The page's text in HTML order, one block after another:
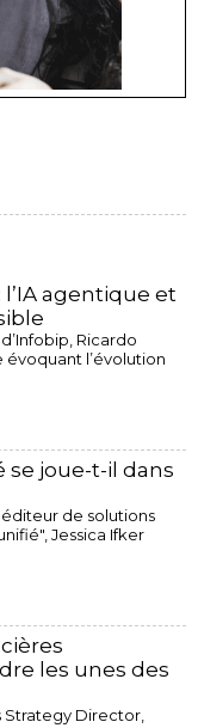
l’IA agentique et
Ricardo
l’évolution
se joue-t-il dans
éditeur de solutions
Jessica Ifker
les unes des
Strategy Director,